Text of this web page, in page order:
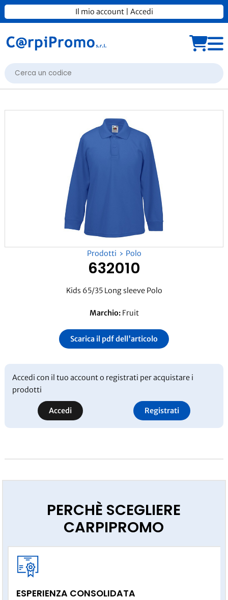
Il mio account| Accedi
Prodotti Polo
632010
Kids 65/35 Long sleeve Polo
Marchio:Fruit
Scarica il pdf dell'articolo
Accedi con il tuo account o registrati per acquistare i
prodotti
Accedi Registrati
PERCHÈ SCEGLIERE
CARPIPROMO
ESPERIENZA CONSOLIDATA